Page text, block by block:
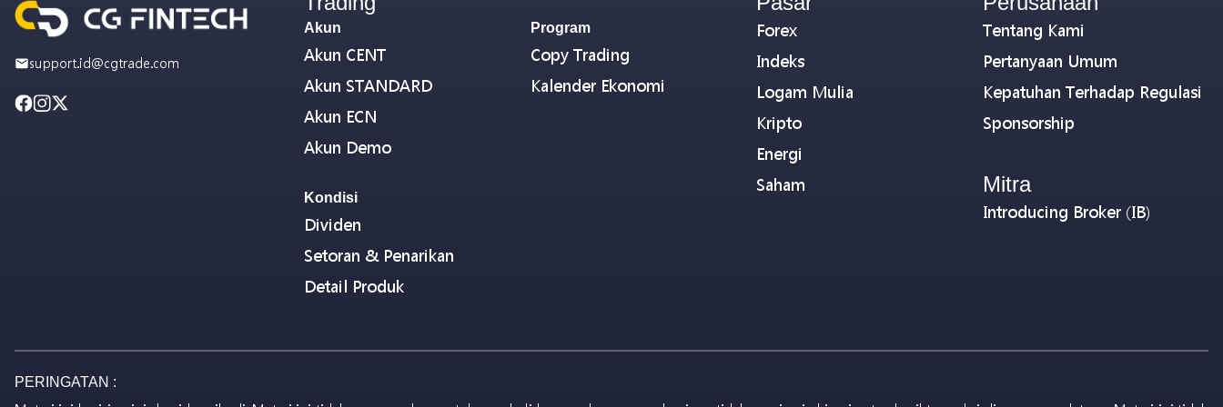
support.id@cgtrade.com
Akun
Akun CENT
Akun STANDARD
Akun ECN
Akun Demo
Kondisi
Dividen
Setoran & Penarikan
Detail Produk
Program
Copy Trading
Kalender Ekonomi
Forex
Indeks
Logam Mulia
Kripto
Energi
Saham
Tentang Kami
Pertanyaan Umum
Kepatuhan Terhadap Regulasi
Sponsorship
Mitra
Introducing Broker (IB)
PERINGATAN :